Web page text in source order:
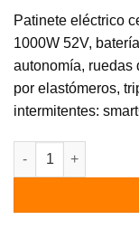
Patinete eléctrico
1000W 52V,
autonomía, ruedas
por elastómeros,
intermitentes:
Patinete eléctrico